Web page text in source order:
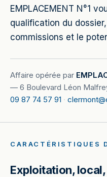
EMPLACEMENT N°1
qualification du
commissions et le
Affaire opérée par
— 6 Boulevard Léon
09 87 74 57 91 ·
CARACTÉRISTIQUES
Exploitation, local,